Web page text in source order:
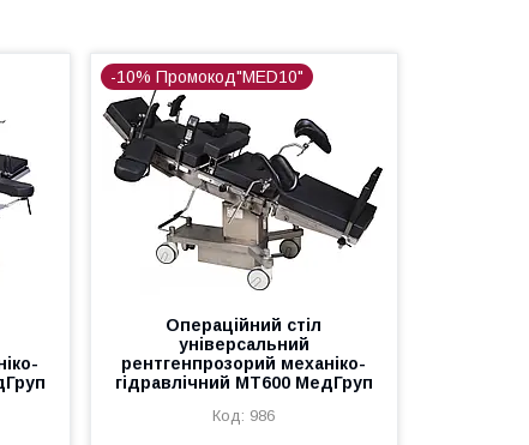
-10% Промокод"MED10"
Операційний стіл
універсальний
рентгенпрозорий механіко-
гідравлічний МТ600 МедГруп
986